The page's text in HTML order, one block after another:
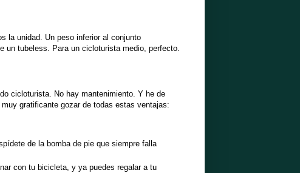
la unidad. Un peso inferior al conjunto
un tubeless. Para un cicloturista medio, perfecto.
cicloturista. No hay mantenimiento. Y he de
gratificante gozar de todas estas ventajas:
de la bomba de pie que siempre falla
con tu bicicleta, y ya puedes regalar a tu